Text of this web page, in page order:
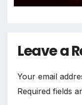
Leave a
Your email
Required fields